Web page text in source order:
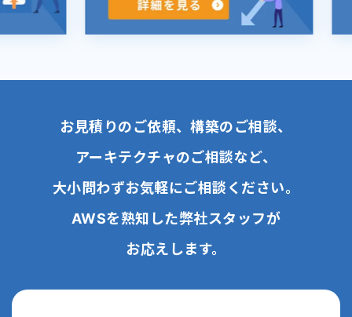
お見積りのご依頼、構築のご相談、
アーキテクチャのご相談など、
大小問わずお気軽にご相談ください。
AWSを熟知した弊社スタッフが
お応えします。